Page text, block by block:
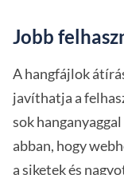
Jobb
A hangfájlok
javíthatja a
sok
abban, hogy
a siketek és